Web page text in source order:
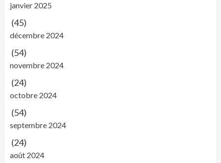
janvier 2025
(45)
décembre 2024
(54)
novembre 2024
(24)
octobre 2024
(54)
septembre 2024
(24)
août 2024